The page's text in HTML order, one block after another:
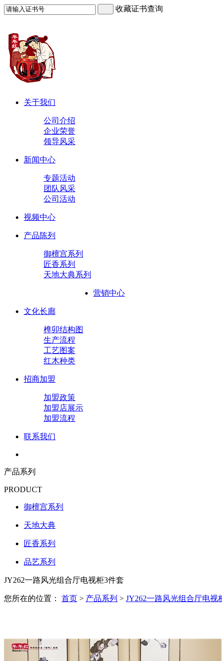
收藏证书查询
关于我们
公司介绍
企业荣誉
领导风采
新闻中心
专题活动
团队风采
公司活动
视频中心
产品陈列
御檀宫系列
匠香系列
天地大典系列
营销中心
文化长廊
榫卯结构图
生产流程
工艺图案
红木种类
招商加盟
加盟政策
加盟店展示
加盟流程
联系我们
产品系列
PRODUCT
御檀宫系列
天地大典
匠香系列
品艺系列
JY262一路风光组合厅电视柜3件套
您所在的位置： 首页 > 产品系列 > JY262一路风光组合厅电视